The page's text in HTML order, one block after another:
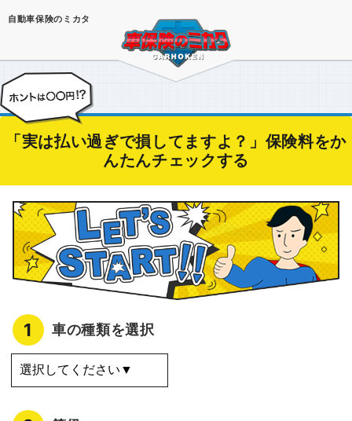
自動車保険のミカタ
「実は払い過ぎで損してますよ？」保険料をか
んたんチェックする
1 車の種類を選択